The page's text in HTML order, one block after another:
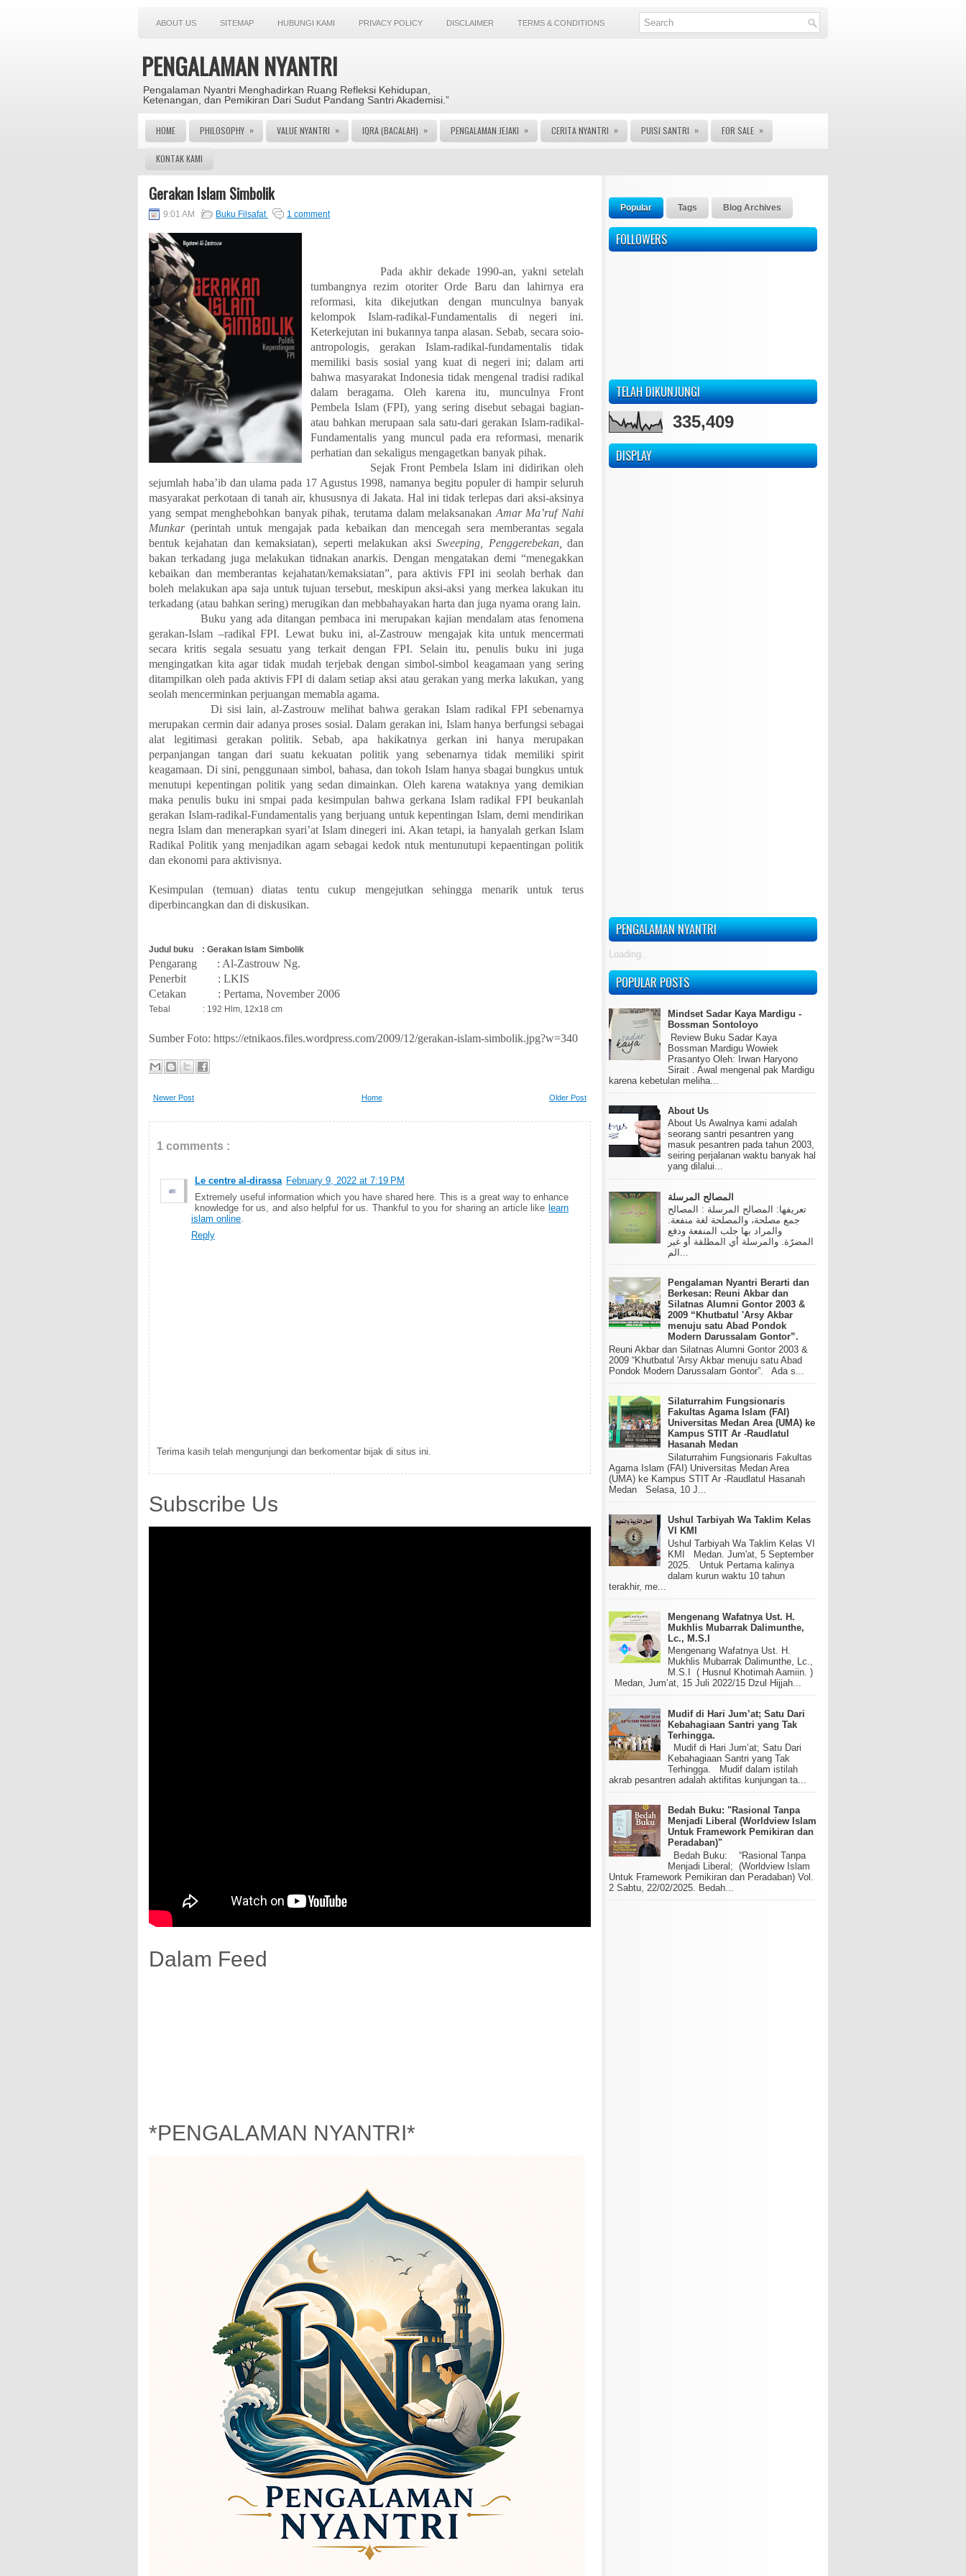
ABOUT US SITEMAP HUBUNGI KAMI PRIVACY POLICY DISCLAIMER TERMS & CONDITIONS
PENGALAMAN NYANTRI
Pengalaman Nyantri Menghadirkan Ruang Refleksi Kehidupan,
Ketenangan, dan Pemikiran Dari Sudut Pandang Santri Akademisi.”
HOME PHILOSOPHY » VALUE NYANTRI » IQRA (BACALAH) » PENGALAMAN JEJAKI » CERITA NYANTRI » PUISI SANTRI » FOR SALE »
KONTAK KAMI
Gerakan Islam Simbolik
9:01 AM Buku Filsafat 1 comment
Pada akhir dekade 1990-an, yakni setelah
tumbangnya rezim otoriter Orde Baru dan lahirnya era
reformasi, kita dikejutkan dengan munculnya banyak
kelompok Islam-radikal-Fundamentalis di negeri ini.
Keterkejutan ini bukannya tanpa alasan. Sebab, secara soio-
antropologis, gerakan Islam-radikal-fundamentalis tidak
memiliki basis sosial yang kuat di negeri ini; dalam arti
bahwa masyarakat Indonesia tidak mengenal tradisi radikal
dalam beragama. Oleh karena itu, munculnya Front
Pembela Islam (FPI), yang sering disebut sebagai bagian-
atau bahkan merupaan sala satu-dari gerakan Islam-radikal-
Fundamentalis yang muncul pada era reformasi, menarik
perhatian dan sekaligus mengagetkan banyak pihak.
Sejak Front Pembela Islam ini didirikan oleh
sejumlah haba’ib dan ulama pada 17 Agustus 1998, namanya begitu populer di hampir seluruh
masyarakat perkotaan di tanah air, khususnya di Jakata. Hal ini tidak terlepas dari aksi-aksinya
yang sempat menghebohkan banyak pihak, terutama dalam melaksanakan Amar Ma’ruf Nahi
Munkar(perintah untuk mengajak pada kebaikan dan mencegah sera memberantas segala
bentuk kejahatan dan kemaksiatan), seperti melakukan aksiSweeping, Penggerebekan,dan
bakan terkadang juga melakukan tidnakan anarkis. Dengan mengatakan demi “menegakkan
kebaikan dan memberantas kejahatan/kemaksiatan”, para aktivis FPI ini seolah berhak dan
boleh melakukan apa saja untuk tujuan tersebut, meskipun aksi-aksi yang merkea lakukan itu
terkadang (atau bahkan sering) merugikan dan mebbahayakan harta dan juga nyama orang lain.
Buku yang ada ditangan pembaca ini merupakan kajian mendalam atas fenomena
gerakan-Islam –radikal FPI. Lewat buku ini, al-Zastrouw mengajak kita untuk mencermati
secara kritis segala sesuatu yang terkait dengan FPI. Selain itu, penulis buku ini juga
mengingatkan kita agar tidak mudah terjebak dengan simbol-simbol keagamaan yang sering
ditampilkan oleh pada aktivis FPI di dalam setiap aksi atau gerakan yang merka lakukan, yang
seolah mencerminkan perjuangan memabla agama.
Di sisi lain, al-Zastrouw melihat bahwa gerakan Islam radikal FPI sebenarnya
merupakan cermin dair adanya proses sosial. Dalam gerakan ini, Islam hanya berfungsi sebagai
alat legitimasi gerakan politik. Sebab, apa hakikatnya gerkan ini hanya merupakan
perpanjangan tangan dari suatu kekuatan politik yang sebenarnya tidak memiliki spirit
keagamaan. Di sini, penggunaan simbol, bahasa, dan tokoh Islam hanya sbagai bungkus untuk
menutupi kepentingan politik yang sedan dimainkan. Oleh karena wataknya yang demikian
maka penulis buku ini smpai pada kesimpulan bahwa gerkana Islam radikal FPI beukanlah
gerakan Islam-radikal-Fundamentalis yang berjuang untuk kepentingan Islam, demi mendirikan
negra Islam dan menerapkan syari’at Islam dinegeri ini. Akan tetapi, ia hanyalah gerkan Islam
Radikal Politik yang menjadikan agam sebagai kedok ntuk mentunutupi kepaentingan politik
dan ekonomi para aktivisnya.
Kesimpulan (temuan) diatas tentu cukup mengejutkan sehingga menarik untuk terus
diperbincangkan dan di diskusikan.
Judul buku : Gerakan Islam Simbolik
Pengarang : Al-Zastrouw Ng.
Penerbit : LKIS
Cetakan : Pertama, November 2006
Tebal : 192 Hlm, 12x18 cm
Sumber Foto: https://etnikaos.files.wordpress.com/2009/12/gerakan-islam-simbolik.jpg?w=340
Newer Post Older Post
Home
1 comments :
Le centre al-dirassa February 9, 2022 at 7:19 PM
Extremely useful information which you have shared here. This is a great way to enhance
knowledge for us, and also helpful for us. Thankful to you for sharing an article like learn
islam online.
Reply
Terima kasih telah mengunjungi dan berkomentar bijak di situs ini.
Subscribe Us
Dalam Feed
*PENGALAMAN NYANTRI*
Popular Tags Blog Archives
FOLLOWERS
TELAH DIKUNJUNGI
335,409
DISPLAY
PENGALAMAN NYANTRI
Loading...
POPULAR POSTS
Mindset Sadar Kaya Mardigu -
Bossman Sontoloyo
Review Buku Sadar Kaya
Bossman Mardigu Wowiek
Prasantyo Oleh: Irwan Haryono
Sirait . Awal mengenal pak Mardigu
karena kebetulan meliha...
About Us
About Us Awalnya kami adalah
seorang santri pesantren yang
masuk pesantren pada tahun 2003,
seiring perjalanan waktu banyak hal
yang dilalui...
المصالح المرسلة
تعريفها: المصالح المرسلة : المصالح
جمع مصلحة، والمصلحة لغة منفعة.
والمراد بها جلب المنفعة ودفع
المضرّة. والمرسلة أي المطلقة أو غير
الم...
Pengalaman Nyantri Berarti dan
Berkesan: Reuni Akbar dan
Silatnas Alumni Gontor 2003 &
2009 “Khutbatul 'Arsy Akbar
menuju satu Abad Pondok
Modern Darussalam Gontor”.
Reuni Akbar dan Silatnas Alumni Gontor 2003 &
2009 “Khutbatul 'Arsy Akbar menuju satu Abad
Pondok Modern Darussalam Gontor”. Ada s...
Silaturrahim Fungsionaris
Fakultas Agama Islam (FAI)
Universitas Medan Area (UMA) ke
Kampus STIT Ar -Raudlatul
Hasanah Medan
Silaturrahim Fungsionaris Fakultas
Agama Islam (FAI) Universitas Medan Area
(UMA) ke Kampus STIT Ar -Raudlatul Hasanah
Medan Selasa, 10 J...
Ushul Tarbiyah Wa Taklim Kelas
VI KMI
Ushul Tarbiyah Wa Taklim Kelas VI
KMI Medan. Jum'at, 5 September
2025. Untuk Pertama kalinya
dalam kurun waktu 10 tahun
terakhir, me...
Mengenang Wafatnya Ust. H.
Mukhlis Mubarrak Dalimunthe,
Lc., M.S.I
Mengenang Wafatnya Ust. H.
Mukhlis Mubarrak Dalimunthe, Lc.,
M.S.I ( Husnul Khotimah Aamiin. )
Medan, Jum’at, 15 Juli 2022/15 Dzul Hijjah...
Mudif di Hari Jum’at; Satu Dari
Kebahagiaan Santri yang Tak
Terhingga.
Mudif di Hari Jum’at; Satu Dari
Kebahagiaan Santri yang Tak
Terhingga. Mudif dalam istilah
akrab pesantren adalah aktifitas kunjungan ta...
Bedah Buku: "Rasional Tanpa
Menjadi Liberal (Worldview Islam
Untuk Framework Pemikiran dan
Peradaban)"
Bedah Buku: “Rasional Tanpa
Menjadi Liberal; (Worldview Islam
Untuk Framework Pemikiran dan Peradaban) Vol.
2 Sabtu, 22/02/2025. Bedah...